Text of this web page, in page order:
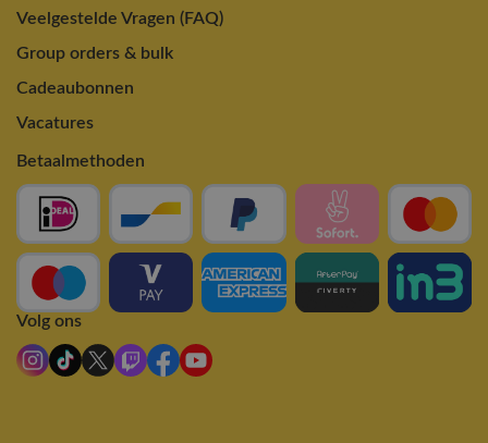
Veelgestelde Vragen (FAQ)
Group orders & bulk
Cadeaubonnen
Vacatures
Betaalmethoden
Volg ons